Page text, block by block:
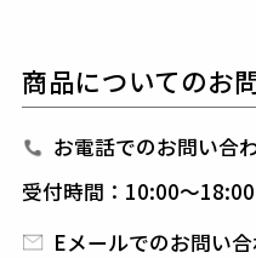
い衿の状態を保つことが
れた見た目になり、デ
す。
AMFステッチとは
が開発した、AMFミシ
手仕事の柔らかさや温か
商品についてのお
お電話でのお問い合
受付時間：10:00～18:00
Eメールでのお問い